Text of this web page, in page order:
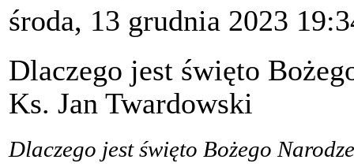
środa, 13 grudnia 2023
Dlaczego jest święto
Ks. Jan Twardowski
Dlaczego jest święto Bożego